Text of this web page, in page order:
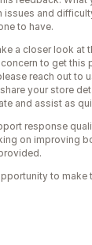
issues and
to have.
a closer look at
to get this
reach out to
your store
and assist as
response
on improving
to make